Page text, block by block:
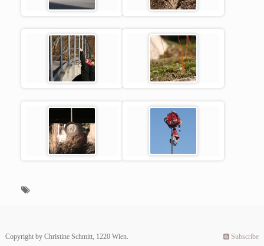
Copyright by Christine Schmitt, 1220 Wien. Subscribe